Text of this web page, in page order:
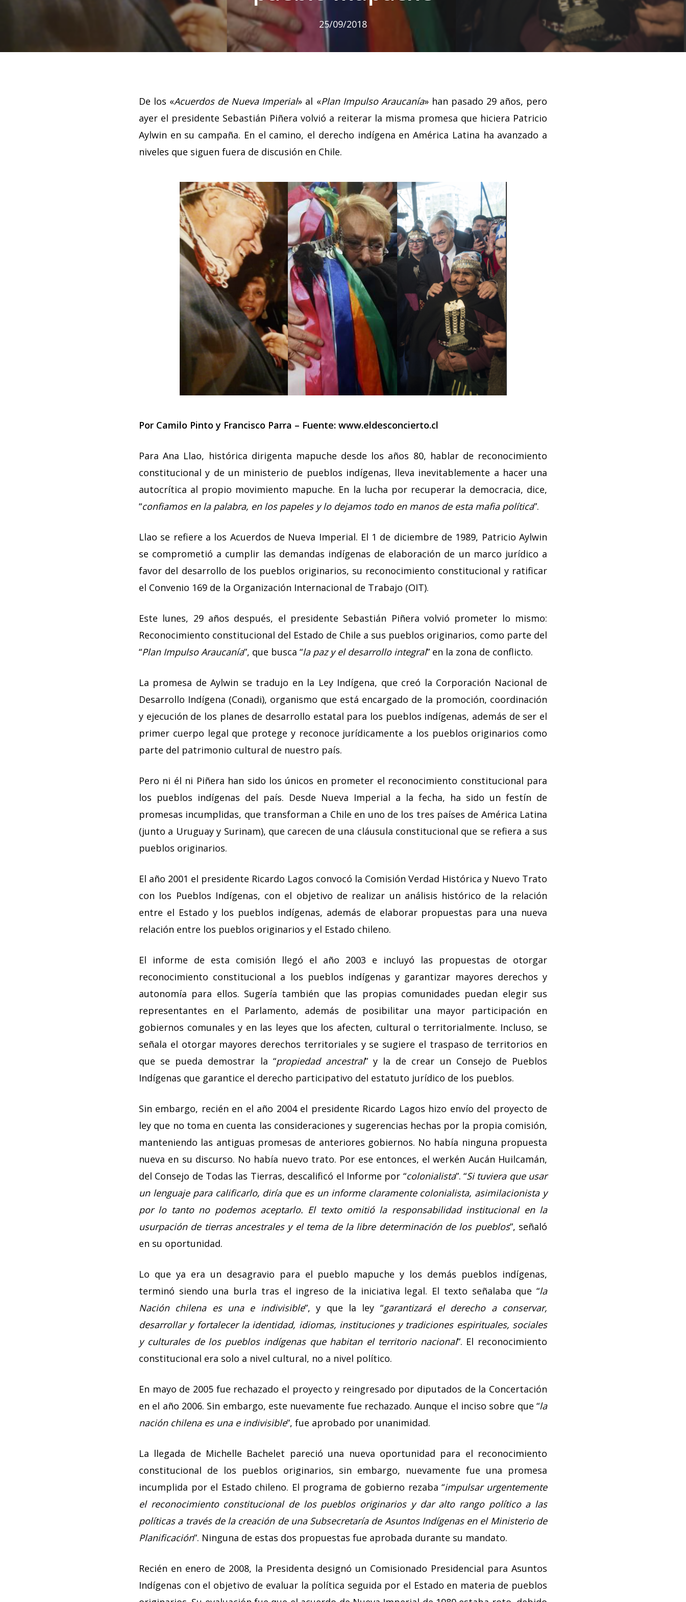
Hit enter to search or ESC to close
25/09/2018
De los «Acuerdos de Nueva Imperial» al «Plan Impulso Araucanía» han pasado 29 años, pero
ayer el presidente Sebastián Piñera volvió a reiterar la misma promesa que hiciera Patricio
Aylwin en su campaña. En el camino, el derecho indígena en América Latina ha avanzado a
niveles que siguen fuera de discusión en Chile.
Por Camilo Pinto y Francisco Parra – Fuente: www.eldesconcierto.cl
Para Ana Llao, histórica dirigenta mapuche desde los años 80, hablar de reconocimiento
constitucional y de un ministerio de pueblos indígenas, lleva inevitablemente a hacer una
autocrítica al propio movimiento mapuche. En la lucha por recuperar la democracia, dice,
“confiamos en la palabra, en los papeles y lo dejamos todo en manos de esta mafia política”.
Llao se refiere a los Acuerdos de Nueva Imperial. El 1 de diciembre de 1989, Patricio Aylwin
se comprometió a cumplir las demandas indígenas de elaboración de un marco jurídico a
favor del desarrollo de los pueblos originarios, su reconocimiento constitucional y ratificar
el Convenio 169 de la Organización Internacional de Trabajo (OIT).
Este lunes, 29 años después, el presidente Sebastián Piñera volvió prometer lo mismo:
Reconocimiento constitucional del Estado de Chile a sus pueblos originarios, como parte del
“Plan Impulso Araucanía”, que busca “la paz y el desarrollo integral” en la zona de conflicto.
La promesa de Aylwin se tradujo en la Ley Indígena, que creó la Corporación Nacional de
Desarrollo Indígena (Conadi), organismo que está encargado de la promoción, coordinación
y ejecución de los planes de desarrollo estatal para los pueblos indígenas, además de ser el
primer cuerpo legal que protege y reconoce jurídicamente a los pueblos originarios como
parte del patrimonio cultural de nuestro país.
Pero ni él ni Piñera han sido los únicos en prometer el reconocimiento constitucional para
los pueblos indígenas del país. Desde Nueva Imperial a la fecha, ha sido un festín de
promesas incumplidas, que transforman a Chile en uno de los tres países de América Latina
(junto a Uruguay y Surinam), que carecen de una cláusula constitucional que se refiera a sus
pueblos originarios.
El año 2001 el presidente Ricardo Lagos convocó la Comisión Verdad Histórica y Nuevo Trato
con los Pueblos Indígenas, con el objetivo de realizar un análisis histórico de la relación
entre el Estado y los pueblos indígenas, además de elaborar propuestas para una nueva
relación entre los pueblos originarios y el Estado chileno.
El informe de esta comisión llegó el año 2003 e incluyó las propuestas de otorgar
reconocimiento constitucional a los pueblos indígenas y garantizar mayores derechos y
autonomía para ellos. Sugería también que las propias comunidades puedan elegir sus
representantes en el Parlamento, además de posibilitar una mayor participación en
gobiernos comunales y en las leyes que los afecten, cultural o territorialmente. Incluso, se
señala el otorgar mayores derechos territoriales y se sugiere el traspaso de territorios en
que se pueda demostrar la “propiedad ancestral” y la de crear un Consejo de Pueblos
Indígenas que garantice el derecho participativo del estatuto jurídico de los pueblos.
Sin embargo, recién en el año 2004 el presidente Ricardo Lagos hizo envío del proyecto de
ley que no toma en cuenta las consideraciones y sugerencias hechas por la propia comisión,
manteniendo las antiguas promesas de anteriores gobiernos. No había ninguna propuesta
nueva en su discurso. No había nuevo trato. Por ese entonces, el werkén Aucán Huilcamán,
del Consejo de Todas las Tierras, descalificó el Informe por “colonialista”. “Si tuviera que usar
un lenguaje para calificarlo, diría que es un informe claramente colonialista, asimilacionista y
por lo tanto no podemos aceptarlo. El texto omitió la responsabilidad institucional en la
usurpación de tierras ancestrales y el tema de la libre determinación de los pueblos”, señaló
en su oportunidad.
Lo que ya era un desagravio para el pueblo mapuche y los demás pueblos indígenas,
terminó siendo una burla tras el ingreso de la iniciativa legal. El texto señalaba que “la
Nación chilena es una e indivisible”, y que la ley “garantizará el derecho a conservar,
desarrollar y fortalecer la identidad, idiomas, instituciones y tradiciones espirituales, sociales
y culturales de los pueblos indígenas que habitan el territorio nacional”. El reconocimiento
constitucional era solo a nivel cultural, no a nivel político.
En mayo de 2005 fue rechazado el proyecto y reingresado por diputados de la Concertación
en el año 2006. Sin embargo, este nuevamente fue rechazado. Aunque el inciso sobre que “la
nación chilena es una e indivisible”, fue aprobado por unanimidad.
La llegada de Michelle Bachelet pareció una nueva oportunidad para el reconocimiento
constitucional de los pueblos originarios, sin embargo, nuevamente fue una promesa
incumplida por el Estado chileno. El programa de gobierno rezaba “impulsar urgentemente
el reconocimiento constitucional de los pueblos originarios y dar alto rango político a las
políticas a través de la creación de una Subsecretaría de Asuntos Indígenas en el Ministerio de
Planificación”. Ninguna de estas dos propuestas fue aprobada durante su mandato.
Recién en enero de 2008, la Presidenta designó un Comisionado Presidencial para Asuntos
Indígenas con el objetivo de evaluar la política seguida por el Estado en materia de pueblos